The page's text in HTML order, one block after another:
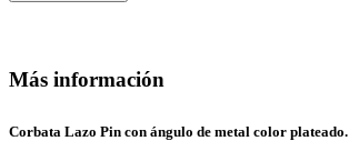
Más información
Corbata Lazo Pin con ángulo de metal color plateado.